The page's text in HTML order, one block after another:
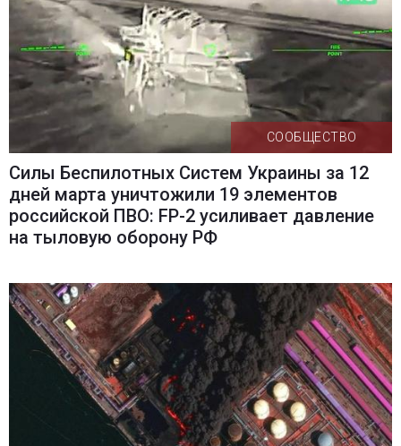
СООБЩЕСТВО
Силы Беспилотных Систем Украины за 12
дней марта уничтожили 19 элементов
российской ПВО: FP-2 усиливает давление
на тыловую оборону РФ